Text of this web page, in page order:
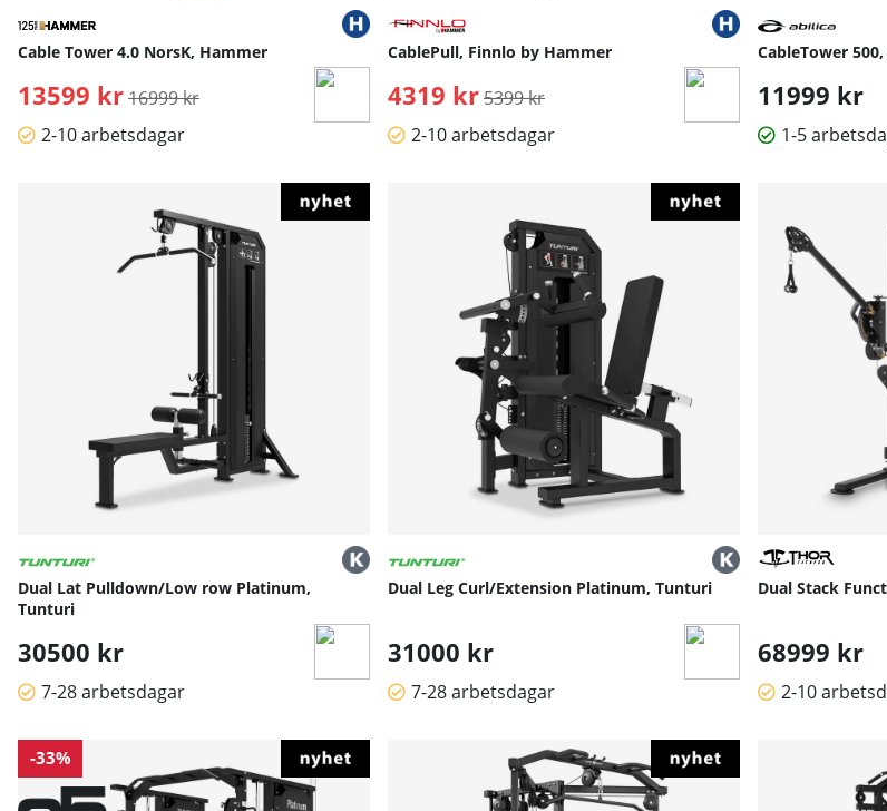
Cable Tower 4.0 NorsK, Hammer
13599 kr Ordinarie pris:
16999 kr
2-10 arbetsdagar
CablePull, Finnlo by Hammer
4319 kr Ordinarie pris:
5399 kr
2-10 arbetsdagar
CableTower
11999 kr
1-5
Dual Lat Pulldown/Low row Platinum,
Tunturi
30500 kr
7-28 arbetsdagar
Dual Leg Curl/Extension Platinum, Tunturi
31000 kr
7-28 arbetsdagar
Dual Stack
68999 kr
2-10
-33%